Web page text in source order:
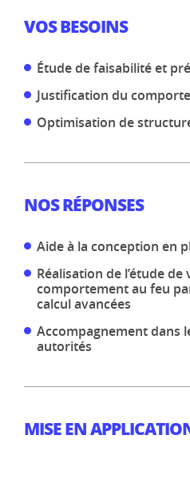
VOS BESOINS
Étude de faisabilité et
Justification du
Optimisation de
NOS RÉPONSES
Aide à la conception en
Réalisation de l’étude
comportement au feu
calcul avancées
Accompagnement dans
autorités
MISE EN